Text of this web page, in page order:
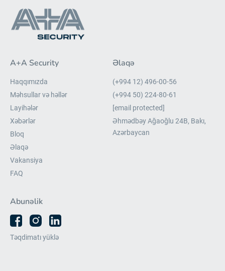
A+A Security
Haqqımızda
Məhsullar və həllər
Layihələr
Xəbərlər
Bloq
Əlaqə
Vakansiya
FAQ
Əlaqə
(+994 12) 496-00-56
(+994 50) 224-80-61
[email protected]
Əhmədbəy Ağaoğlu 24B, Bakı,
Azərbaycan
Abunəlik
Təqdimatı yüklə